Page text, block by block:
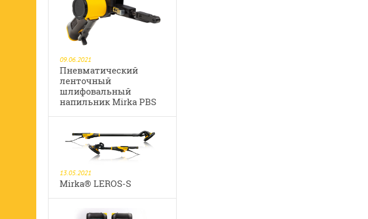
09.06.2021
Пневматический
ленточный
шлифовальный
напильник Mirka PBS
13.05.2021
Mirka® LEROS-S